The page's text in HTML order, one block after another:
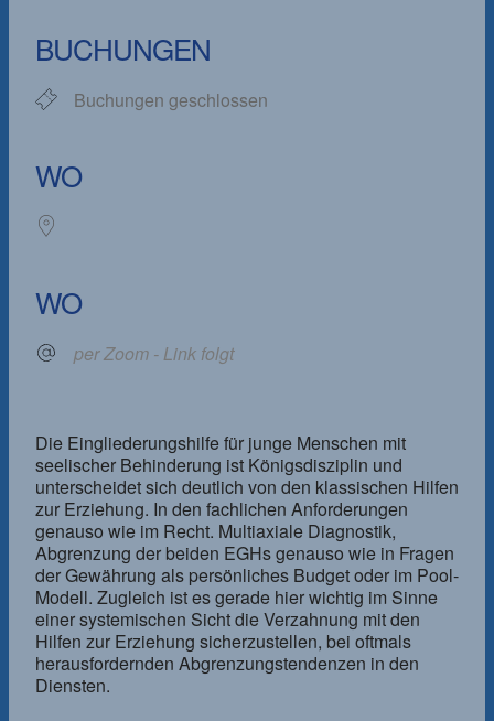
BUCHUNGEN
Buchungen geschlossen
WO
WO
per Zoom - Link folgt
Die Eingliederungshilfe für junge Menschen mit
seelischer Behinderung ist Königsdisziplin und
unterscheidet sich deutlich von den klassischen Hilfen
zur Erziehung. In den fachlichen Anforderungen
genauso wie im Recht. Multiaxiale Diagnostik,
Abgrenzung der beiden EGHs genauso wie in Fragen
der Gewährung als persönliches Budget oder im Pool-
Modell. Zugleich ist es gerade hier wichtig im Sinne
einer systemischen Sicht die Verzahnung mit den
Hilfen zur Erziehung sicherzustellen, bei oftmals
herausfordernden Abgrenzungstendenzen in den
Diensten.